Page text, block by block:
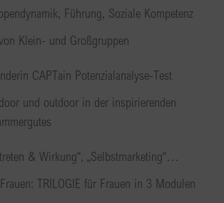
Führung, Soziale Kompetenz
Klein- und Großgruppen
CAPTain Potenzialanalyse-Test
und outdoor in der inspirierenden
& Wirkung“, „Selbstmarketing“…
TRILOGIE für Frauen in 3 Modulen